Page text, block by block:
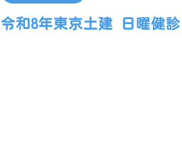
令和8年東京土建 日曜健診